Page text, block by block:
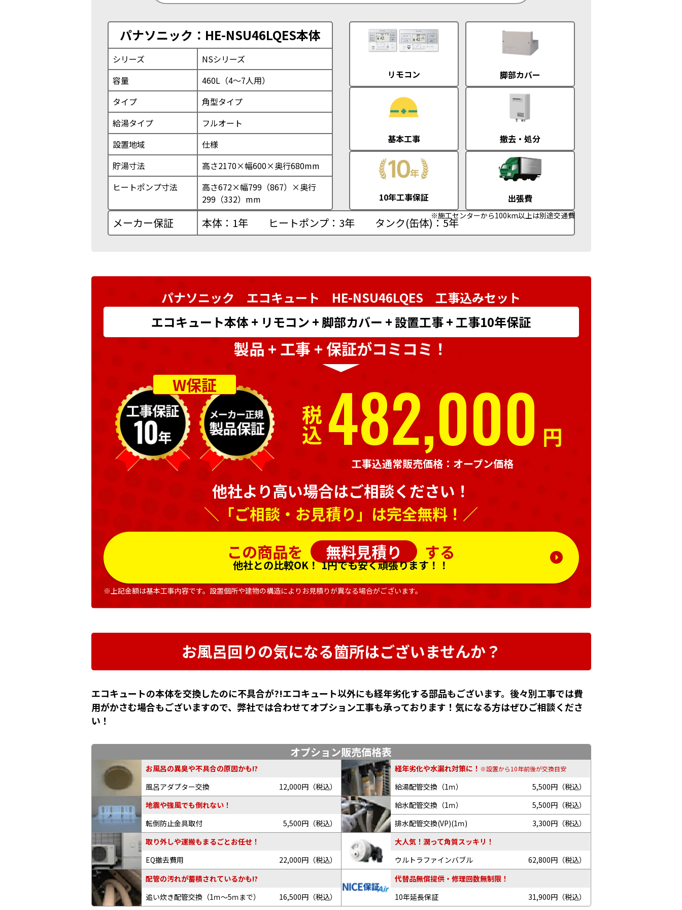
パナソニック：HE-NSU46LQES本体
シリーズ
NSシリーズ
容量
460L（4～7人用）
タイプ
角型タイプ
給湯タイプ
フルオート
設置地域
仕様
貯湯寸法
高さ2170×幅600×奥行680mm
ヒートポンプ寸法
高さ672×幅799（867）×奥行
299（332）mm
リモコン 脚部カバー
基本工事 撤去・処分
10年工事保証 出張費
※施工センターから100km以上は別途交通費
メーカー保証 本体：1年 ヒートポンプ：3年 タンク(缶体)：5年
パナソニック エコキュート HE-NSU46LQES 工事込みセット
エコキュート本体 + リモコン + 脚部カバー + 設置工事 + 工事10年保証
製品 + 工事 + 保証がコミコミ！
W保証
税込482,000 円
工事込通常販売価格：オープン価格
他社より高い場合はご相談ください！
＼「ご相談・お見積り」は完全無料！／
この商品を
無料見積り する
他社との比較OK！1円でも安く頑張ります！！
※上記金額は基本工事内容です。設置個所や建物の構造によりお見積りが異なる場合がございます。
お風呂回りの気になる箇所はございませんか？
エコキュートの本体を交換したのに不具合が?!エコキュート以外にも経年劣化する部品もございます。後々別工事では費
用がかさむ場合もございますので、弊社では合わせてオプション工事も承っております！気になる方はぜひご相談くださ
い！
オプション販売価格表
お風呂の異臭や不具合の原因かも!?
風呂アダプター交換
12,000円（税込）
経年劣化や水漏れ対策に！ ※設置から10年前後が交換目安
給湯配管交換（1ｍ）
5,500円（税込）
給水配管交換（1ｍ）
5,500円（税込）
排水配管交換(VP)(1ｍ)
3,300円（税込）
地震や強風でも倒れない！
転倒防止金具取付
5,500円（税込）
取り外しや運搬もまるごとお任せ！
EQ撤去費用
22,000円（税込）
大人気！潤って角質スッキリ！
ウルトラファインバブル
62,800円（税込）
配管の汚れが蓄積されているかも!?
追い炊き配管交換 （1ｍ～5ｍまで） 16,500円（税込）
代替品無償提供・修理回数無制限！
10年延長保証
31,900円（税込）